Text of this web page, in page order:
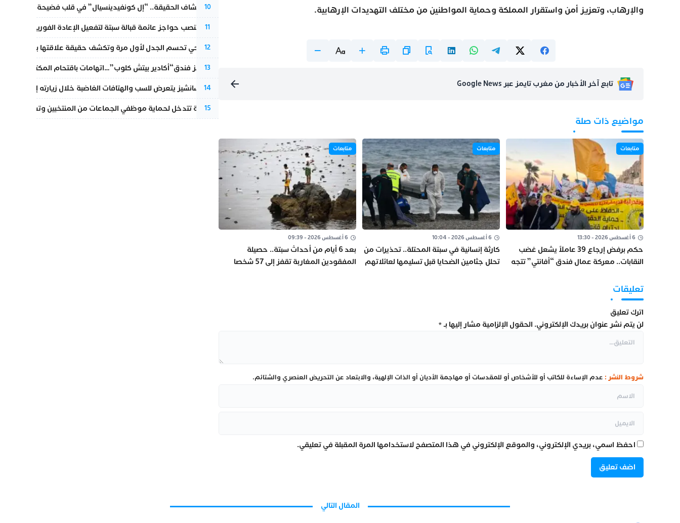
والإرهاب، وتعزيز أمن واستقرار المملكة وحماية المواطنين من مختلف التهديدات الإرهابية.
تابع آخر الأخبار من مغرب تايمز عبر Google News
مواضيع ذات صلة
متابعات
6 أغسطس 2026 - 13:30
حكم برفض إرجاع 39 عاملاً يشعل غضب
النقابات.. معركة عمال فندق “أفانتي” تتجه
متابعات
6 أغسطس 2026 - 10:04
كارثة إنسانية في سبتة المحتلة.. تحذيرات من
تحلل جثامين الضحايا قبل تسليمها لعائلاتهم
متابعات
6 أغسطس 2026 - 09:39
بعد 6 أيام من أحداث سبتة.. حصيلة
المفقودين المغاربة تقفز إلى 57 شخصا
تعليقات
اترك تعليق
لن يتم نشر عنوان بريدك الإلكتروني. الحقول الإلزامية مشار إليها بـ*
شروط النشر : عدم الإساءة للكاتب أو للأشخاص أو للمقدسات أو مهاجمة الأديان أو الذات الإلهية، والابتعاد عن التحريض العنصري والشتائم.
احفظ اسمي، بريدي الإلكتروني، والموقع الإلكتروني في هذا المتصفح لاستخدامها المرة المقبلة في تعليقي.
10
بعد انكشاف الحقيقة.. “إل كونفيدينسيال” في قلب فضيحة صورة
11
إسبانيا تنصب حواجز عائمة قبالة سبتة لتفعيل الإعادة الفورية
12
نورا فتحي تحسم الجدل لأول مرة وتكشف حقيقة علاقتها بياسين بونو
13
أزمة تهز فندق“أكادير بيتش كلوب”…اتهامات باقتحام المكتب النقابي
14
بيدرو سانشيز يتعرض للسب والهتافات الغاضبة خلال زيارته إلى سبتة
15
الداخلية تتدخل لحماية موظفي الجماعات من المنتخبين وتسحب ملف
المقال التالي